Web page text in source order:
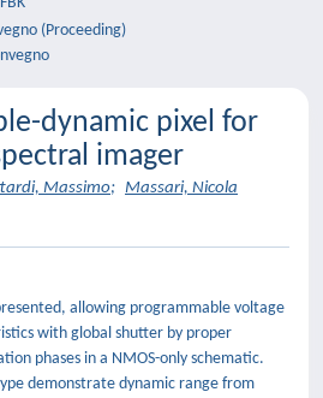
(Proceeding)
dynamic pixel for
imager
Massimo; Massari, Nicola
allowing programmable voltage
with global shutter by proper
phases in a NMOS-only schematic.
demonstrate dynamic range from